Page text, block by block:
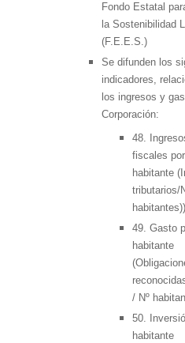
Fondo Estatal
la Sostenibilidad
(F.E.E.S.)
Se difunden los
indicadores,
los ingresos y
Corporación:
48.
fiscales por
habitante
tributarios/
habitantes))
49. Gasto
habitante
/ Nº
50.
habitante